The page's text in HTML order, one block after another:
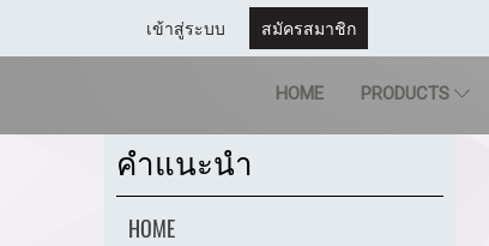
เข้าสู่ระบบ สมัครสมาชิก
HOME PRODUCTS
คำแนะนำ
HOME